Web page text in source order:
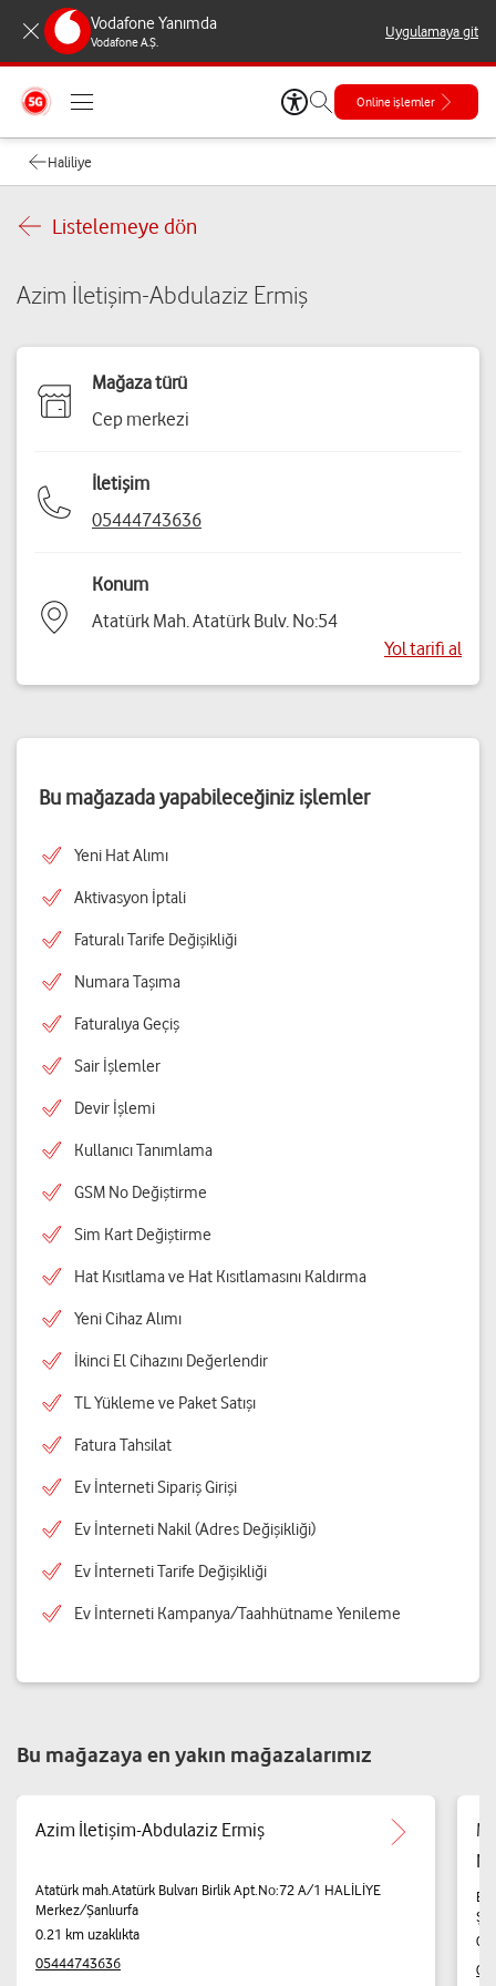
Vodafone Yanımda
Vodafone A.Ş.
Uygulamaya git
Online işlemler
Haliliye
Listelemeye dön
Azim İletişim-Abdulaziz Ermiş
Mağaza türü
Cep merkezi
İletişim
05444743636
Konum
Atatürk Mah. Atatürk Bulv. No:54
Yol tarifi al
Bu mağazada yapabileceğiniz işlemler
Yeni Hat Alımı
Aktivasyon İptali
Faturalı Tarife Değişikliği
Numara Taşıma
Faturalıya Geçiş
Sair İşlemler
Devir İşlemi
Kullanıcı Tanımlama
GSM No Değiştirme
Sim Kart Değiştirme
Hat Kısıtlama ve Hat Kısıtlamasını Kaldırma
Yeni Cihaz Alımı
İkinci El Cihazını Değerlendir
TL Yükleme ve Paket Satışı
Fatura Tahsilat
Ev İnterneti Sipariş Girişi
Ev İnterneti Nakil (Adres Değişikliği)
Ev İnterneti Tarife Değişikliği
Ev İnterneti Kampanya/Taahhütname Yenileme
Bu mağazaya en yakın mağazalarımız
Azim İletişim-Abdulaziz Ermiş
Atatürk mah.Atatürk Bulvarı Birlik Apt.No:72 A/1 HALİLİYE
Merkez/Şanlıurfa
0.21 km uzaklıkta
05444743636